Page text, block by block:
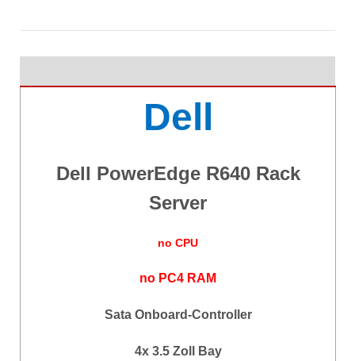
Dell
Dell PowerEdge R640 Rack
Server
no CPU
no PC4 RAM
Sata Onboard-Controller
4x 3.5 Zoll Bay